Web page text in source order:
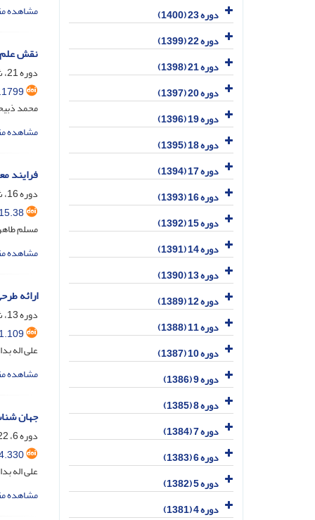
مشاهده
نقش علم
دوره 21، شماره 1، فروردین 1398، صفحه
محمد
مشاهده
فرایند
دوره 16، شماره 3، خرداد 1394، صفحه
مسلم
مشاهده
ارائه
دوره 13، شماره 2، اسفند 1390، صفحه
علی اله
مشاهده
جهان
دوره 6، 22-23، اسفند 1383، صفحه
علی اله
مشاهده
دوره 23 (1400)
دوره 22 (1399)
دوره 21 (1398)
دوره 20 (1397)
دوره 19 (1396)
دوره 18 (1395)
دوره 17 (1394)
دوره 16 (1393)
دوره 15 (1392)
دوره 14 (1391)
دوره 13 (1390)
دوره 12 (1389)
دوره 11 (1388)
دوره 10 (1387)
دوره 9 (1386)
دوره 8 (1385)
دوره 7 (1384)
دوره 6 (1383)
دوره 5 (1382)
دوره 4 (1381)